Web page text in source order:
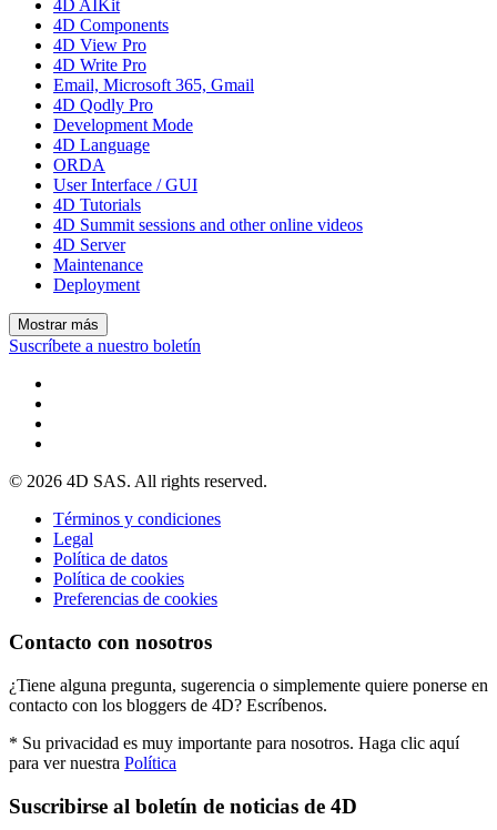
4D AIKit
4D Components
4D View Pro
4D Write Pro
Email, Microsoft 365, Gmail
4D Qodly Pro
Development Mode
4D Language
ORDA
User Interface / GUI
4D Tutorials
4D Summit sessions and other online videos
4D Server
Maintenance
Deployment
Mostrar más
Suscríbete a nuestro boletín
© 2026 4D SAS. All rights reserved.
Términos y condiciones
Legal
Política de datos
Política de cookies
Preferencias de cookies
Contacto con nosotros
¿Tiene alguna pregunta, sugerencia o simplemente quiere ponerse en
contacto con los bloggers de 4D? Escríbenos.
* Su privacidad es muy importante para nosotros. Haga clic aquí
para ver nuestra Política
Suscribirse al boletín de noticias de 4D